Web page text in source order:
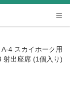
4 スカイホーク用
射出座席 (1個入り)